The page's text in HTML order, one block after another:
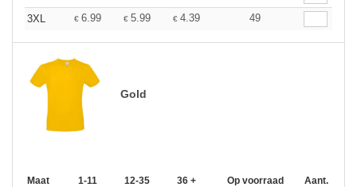
3XL
€ 6.99 € 5.99 € 4.39 49
Gold
Maat 1-11 12-35 36 + Op voorraad Aant.